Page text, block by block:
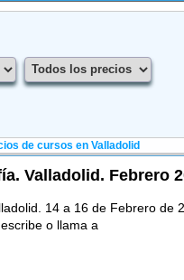
de cursos en Valladolid
Valladolid. Febrero
14 a 16 de Febrero de
o llama a